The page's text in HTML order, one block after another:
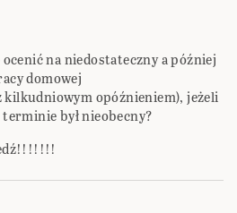
na niedostateczny a później
domowej
opóźnieniem), jeżeli
był nieobecny?